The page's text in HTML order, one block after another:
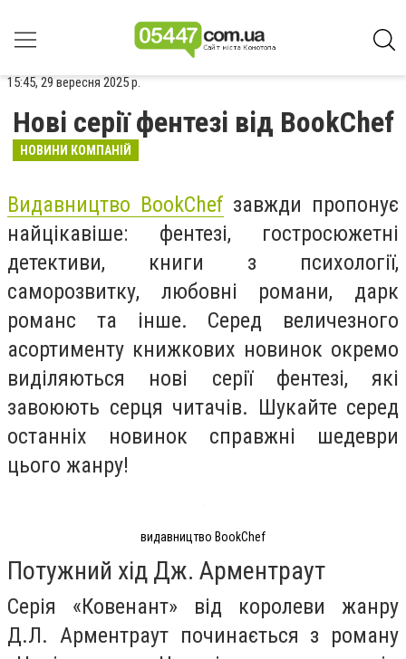
15:45, 29 вересня 2025 р.
Нові серії фентезі від BookChef
НОВИНИ КОМПАНІЙ
Видавництво BookChef завжди пропонує
найцікавіше: фентезі, гостросюжетні
детективи, книги з психології,
саморозвитку, любовні романи, дарк
романс та інше. Серед величезного
асортименту книжкових новинок окремо
виділяються нові серії фентезі, які
завоюють серця читачів. Шукайте серед
останніх новинок справжні шедеври
цього жанру!
видавництво BookChef
Потужний хід Дж. Арментраут
Серія «Ковенант» від королеви жанру
Д.Л. Арментраут починається з роману